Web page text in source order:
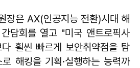
장은 AX(인공지능 전환)시대 해
담회를 열고 "미국 앤트로픽사
휠씬 빠르게 보안취약점을 탐
해킹을 기획·실행하는 능력까